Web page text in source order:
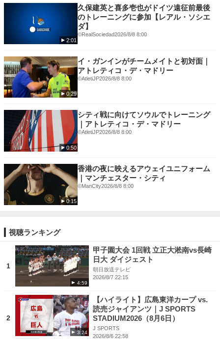
2:01
久保建英と喜多壱也がドイツ遠征前最後
のトレーニングに参加【レアル・ソシエ
ダ】
©RealSociedad2026/8/8 8:00
0:29
イ・ガンインがチームメイトと初対面｜
アトレティコ・デ・マドリー
©️AtletiJP2026/8/8 8:00
0:50
シティ戦に向けてソウルでトレーニング
｜アトレティコ・デ・マドリー
©️AtletiJP2026/8/8 8:00
0:15
香港の夜に映えるアウェイユニフォーム
｜マンチェスター・シティ
©ManCity2026/8/8 8:00
視聴ランキング
1
4:59
甲子園大会 1回戦 立正大淞南vs長崎
日大 ダイジェスト
朝日放送テレビ
2026/8/7 22:15
2
3:24
【ハイライト】広島東洋カープ vs.
読売ジャイアンツ｜J SPORTS
STADIUM2026（8月6日）
J SPORTS
2026/8/6 22:58